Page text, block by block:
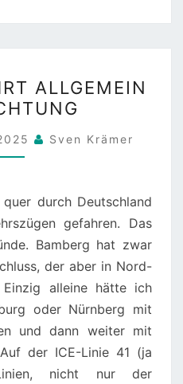
FAHRT
ALLGEMEIN
BETRACHTUNG
ALLGEMEIN
Sven Krämer
durch Deutschland
gefahren. Das
Bamberg hat zwar
der aber in Nord-
Einzig alleine hätte ich
oder Nürnberg mit
und dann weiter mit
der ICE-Linie 41 (ja
nicht nur der